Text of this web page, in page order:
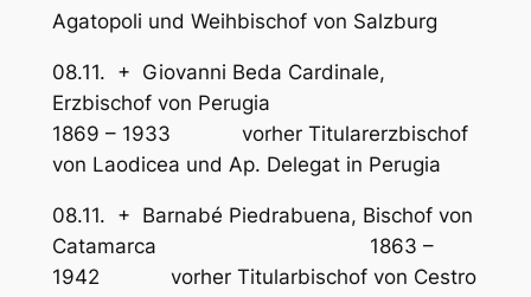
Agatopoli und Weihbischof von Salzburg
08.11. + Giovanni Beda Cardinale,
Erzbischof von Perugia
1869 – 1933 vorher Titularerzbischof
von Laodicea und Ap. Delegat in Perugia
08.11. + Barnabé Piedrabuena, Bischof von
Catamarca 1863 –
1942 vorher Titularbischof von Cestro